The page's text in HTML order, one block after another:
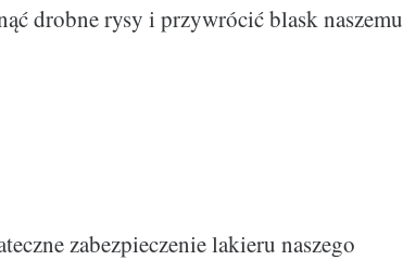
drobne rysy i przywrócić blask naszemu
zabezpieczenie lakieru naszego